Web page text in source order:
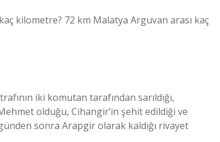
kilometre? 72 km Malatya Arguvan arası kaç
iki komutan tarafından sarıldığı,
olduğu, Cihangir’in şehit edildiği ve
sonra Arapgir olarak kaldığı rivayet